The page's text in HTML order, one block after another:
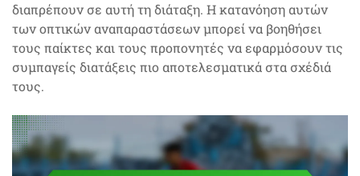
διαπρέπουν σε αυτή τη διάταξη. Η κατανόηση αυτών
των οπτικών αναπαραστάσεων μπορεί να βοηθήσει
τους παίκτες και τους προπονητές να εφαρμόσουν τις
συμπαγείς διατάξεις πιο αποτελεσματικά στα σχέδιά
τους.